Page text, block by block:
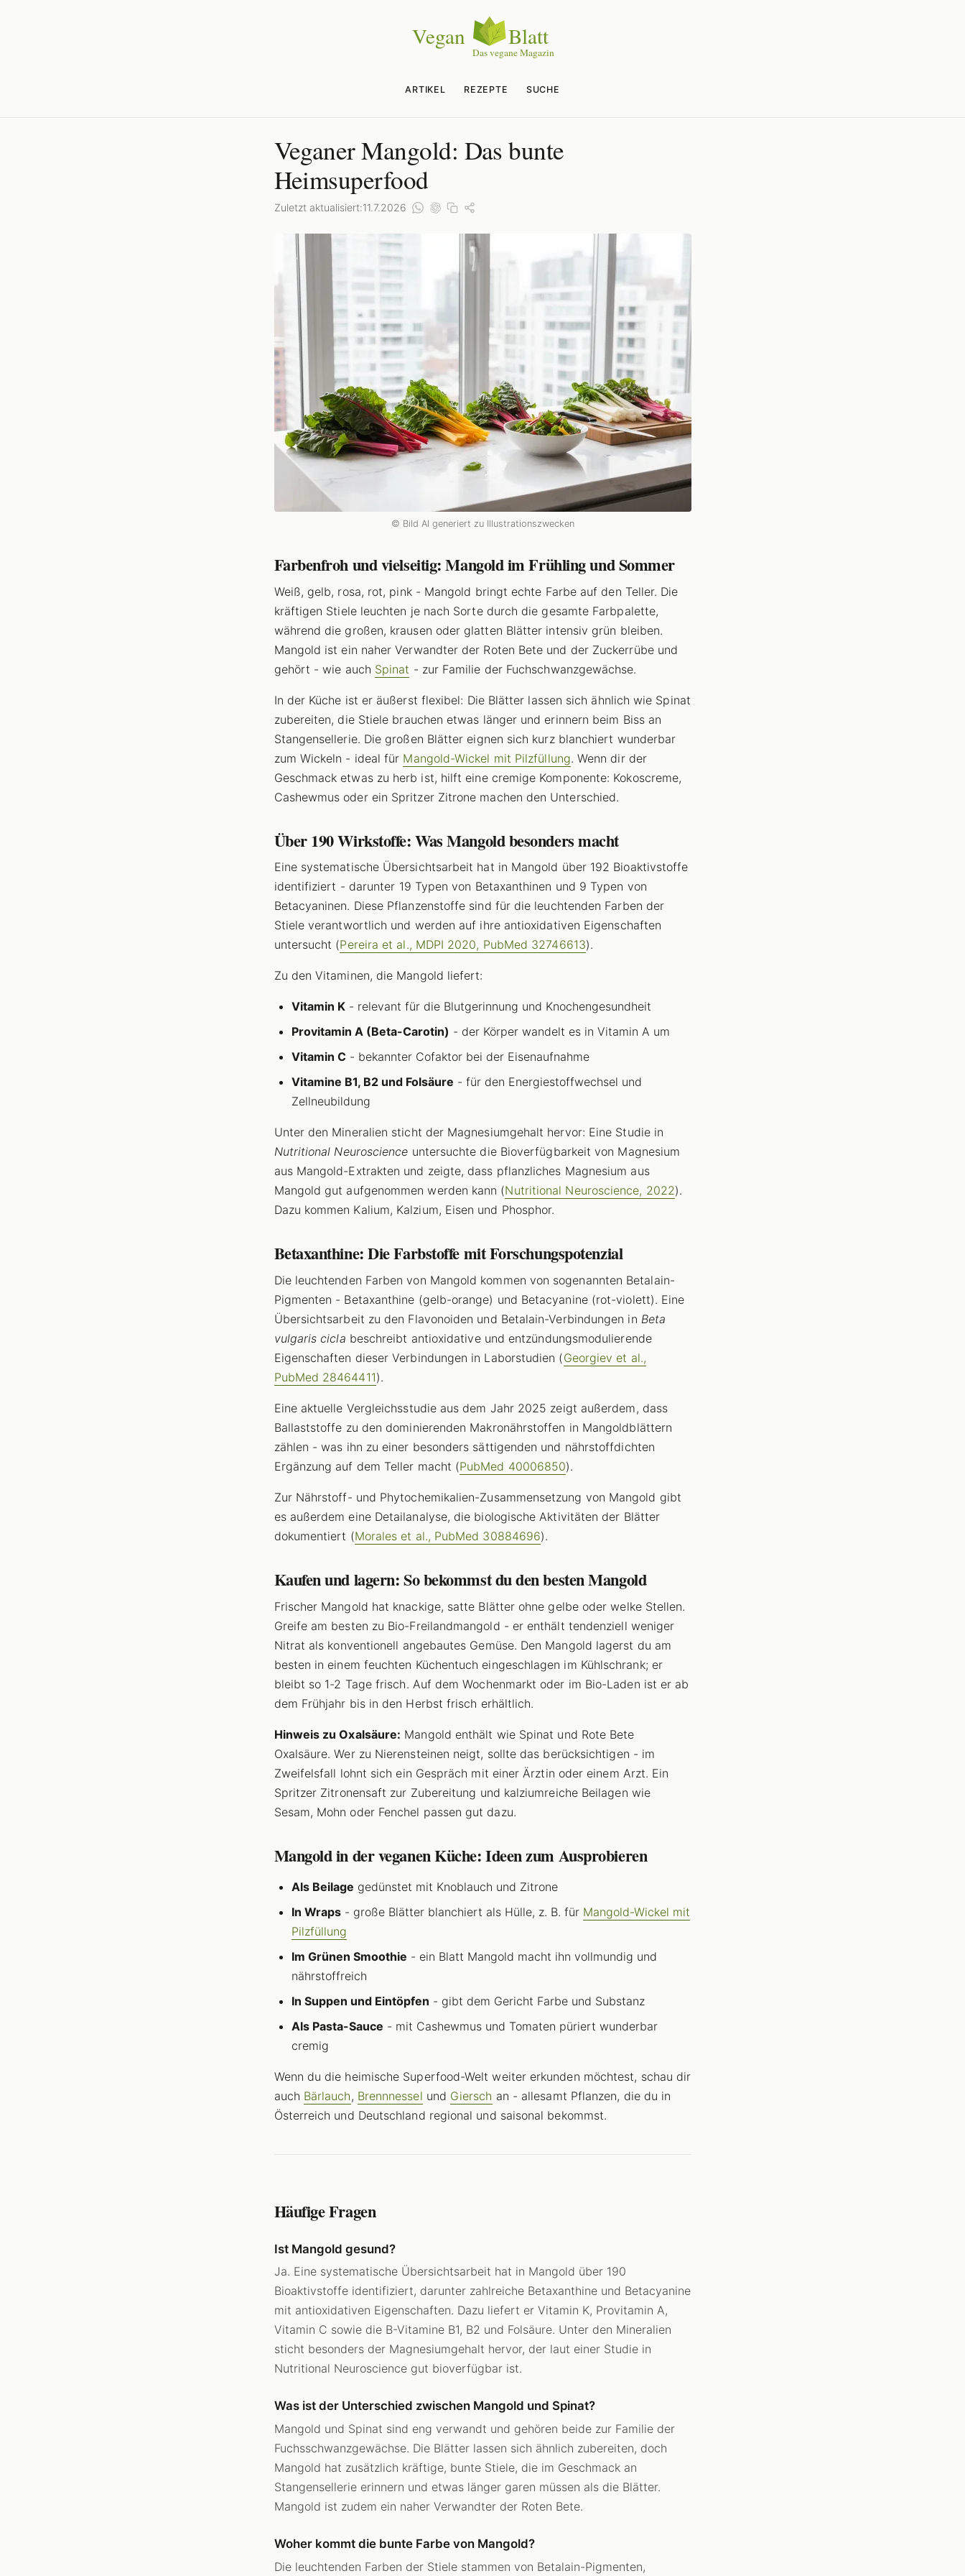
ARTIKEL REZEPTE SUCHE
Veganer Mangold: Das bunte
Heimsuperfood
Zuletzt aktualisiert:11.7.2026
© Bild AI generiert zu Illustrationszwecken
Farbenfroh und vielseitig: Mangold im Frühling und Sommer
Weiß, gelb, rosa, rot, pink - Mangold bringt echte Farbe auf den Teller. Die
kräftigen Stiele leuchten je nach Sorte durch die gesamte Farbpalette,
während die großen, krausen oder glatten Blätter intensiv grün bleiben.
Mangold ist ein naher Verwandter der Roten Bete und der Zuckerrübe und
gehört - wie auch Spinat - zur Familie der Fuchschwanzgewächse.
In der Küche ist er äußerst flexibel: Die Blätter lassen sich ähnlich wie Spinat
zubereiten, die Stiele brauchen etwas länger und erinnern beim Biss an
Stangensellerie. Die großen Blätter eignen sich kurz blanchiert wunderbar
zum Wickeln - ideal für Mangold-Wickel mit Pilzfüllung. Wenn dir der
Geschmack etwas zu herb ist, hilft eine cremige Komponente: Kokoscreme,
Cashewmus oder ein Spritzer Zitrone machen den Unterschied.
Über 190 Wirkstoffe: Was Mangold besonders macht
Eine systematische Übersichtsarbeit hat in Mangold über 192 Bioaktivstoffe
identifiziert - darunter 19 Typen von Betaxanthinen und 9 Typen von
Betacyaninen. Diese Pflanzenstoffe sind für die leuchtenden Farben der
Stiele verantwortlich und werden auf ihre antioxidativen Eigenschaften
untersucht (Pereira et al., MDPI 2020, PubMed 32746613).
Zu den Vitaminen, die Mangold liefert:
Vitamin K- relevant für die Blutgerinnung und Knochengesundheit
Provitamin A (Beta-Carotin) - der Körper wandelt es in Vitamin A um
Vitamin C- bekannter Cofaktor bei der Eisenaufnahme
Vitamine B1, B2 und Folsäure - für den Energiestoffwechsel und
Zellneubildung
Unter den Mineralien sticht der Magnesiumgehalt hervor: Eine Studie in
Nutritional Neuroscience untersuchte die Bioverfügbarkeit von Magnesium
aus Mangold-Extrakten und zeigte, dass pflanzliches Magnesium aus
Mangold gut aufgenommen werden kann (Nutritional Neuroscience, 2022).
Dazu kommen Kalium, Kalzium, Eisen und Phosphor.
Betaxanthine: Die Farbstoffe mit Forschungspotenzial
Die leuchtenden Farben von Mangold kommen von sogenannten Betalain-
Pigmenten - Betaxanthine (gelb-orange) und Betacyanine (rot-violett). Eine
Übersichtsarbeit zu den Flavonoiden und Betalain-Verbindungen in Beta
vulgaris cicla beschreibt antioxidative und entzündungsmodulierende
Eigenschaften dieser Verbindungen in Laborstudien (Georgiev et al.,
PubMed 28464411).
Eine aktuelle Vergleichsstudie aus dem Jahr 2025 zeigt außerdem, dass
Ballaststoffe zu den dominierenden Makronährstoffen in Mangoldblättern
zählen - was ihn zu einer besonders sättigenden und nährstoffdichten
Ergänzung auf dem Teller macht (PubMed 40006850).
Zur Nährstoff- und Phytochemikalien-Zusammensetzung von Mangold gibt
es außerdem eine Detailanalyse, die biologische Aktivitäten der Blätter
dokumentiert (Morales et al., PubMed 30884696).
Kaufen und lagern: So bekommst du den besten Mangold
Frischer Mangold hat knackige, satte Blätter ohne gelbe oder welke Stellen.
Greife am besten zu Bio-Freilandmangold - er enthält tendenziell weniger
Nitrat als konventionell angebautes Gemüse. Den Mangold lagerst du am
besten in einem feuchten Küchentuch eingeschlagen im Kühlschrank; er
bleibt so 1-2 Tage frisch. Auf dem Wochenmarkt oder im Bio-Laden ist er ab
dem Frühjahr bis in den Herbst frisch erhältlich.
Hinweis zu Oxalsäure: Mangold enthält wie Spinat und Rote Bete
Oxalsäure. Wer zu Nierensteinen neigt, sollte das berücksichtigen - im
Zweifelsfall lohnt sich ein Gespräch mit einer Ärztin oder einem Arzt. Ein
Spritzer Zitronensaft zur Zubereitung und kalziumreiche Beilagen wie
Sesam, Mohn oder Fenchel passen gut dazu.
Mangold in der veganen Küche: Ideen zum Ausprobieren
Als Beilage gedünstet mit Knoblauch und Zitrone
In Wraps- große Blätter blanchiert als Hülle, z. B. für Mangold-Wickel mit
Pilzfüllung
Im Grünen Smoothie - ein Blatt Mangold macht ihn vollmundig und
nährstoffreich
In Suppen und Eintöpfen - gibt dem Gericht Farbe und Substanz
Als Pasta-Sauce - mit Cashewmus und Tomaten püriert wunderbar
cremig
Wenn du die heimische Superfood-Welt weiter erkunden möchtest, schau dir
auch Bärlauch , Brennnessel und Giersch an - allesamt Pflanzen, die du in
Österreich und Deutschland regional und saisonal bekommst.
Häufige Fragen
Ist Mangold gesund?
Ja. Eine systematische Übersichtsarbeit hat in Mangold über 190
Bioaktivstoffe identifiziert, darunter zahlreiche Betaxanthine und Betacyanine
mit antioxidativen Eigenschaften. Dazu liefert er Vitamin K, Provitamin A,
Vitamin C sowie die B-Vitamine B1, B2 und Folsäure. Unter den Mineralien
sticht besonders der Magnesiumgehalt hervor, der laut einer Studie in
Nutritional Neuroscience gut bioverfügbar ist.
Was ist der Unterschied zwischen Mangold und Spinat?
Mangold und Spinat sind eng verwandt und gehören beide zur Familie der
Fuchsschwanzgewächse. Die Blätter lassen sich ähnlich zubereiten, doch
Mangold hat zusätzlich kräftige, bunte Stiele, die im Geschmack an
Stangensellerie erinnern und etwas länger garen müssen als die Blätter.
Mangold ist zudem ein naher Verwandter der Roten Bete.
Woher kommt die bunte Farbe von Mangold?
Die leuchtenden Farben der Stiele stammen von Betalain-Pigmenten,